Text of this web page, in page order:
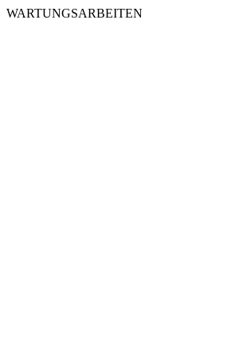
WARTUNGSARBEITEN